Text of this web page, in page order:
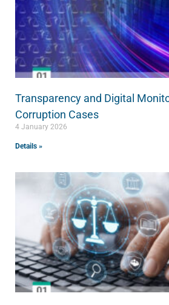
Transparency and Digital
Corruption Cases
4 January 2026
Details »